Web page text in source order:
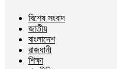
বিশেষ সংবাদ
জাতীয়
বাংলাদেশ
রাজধানী
শিক্ষা